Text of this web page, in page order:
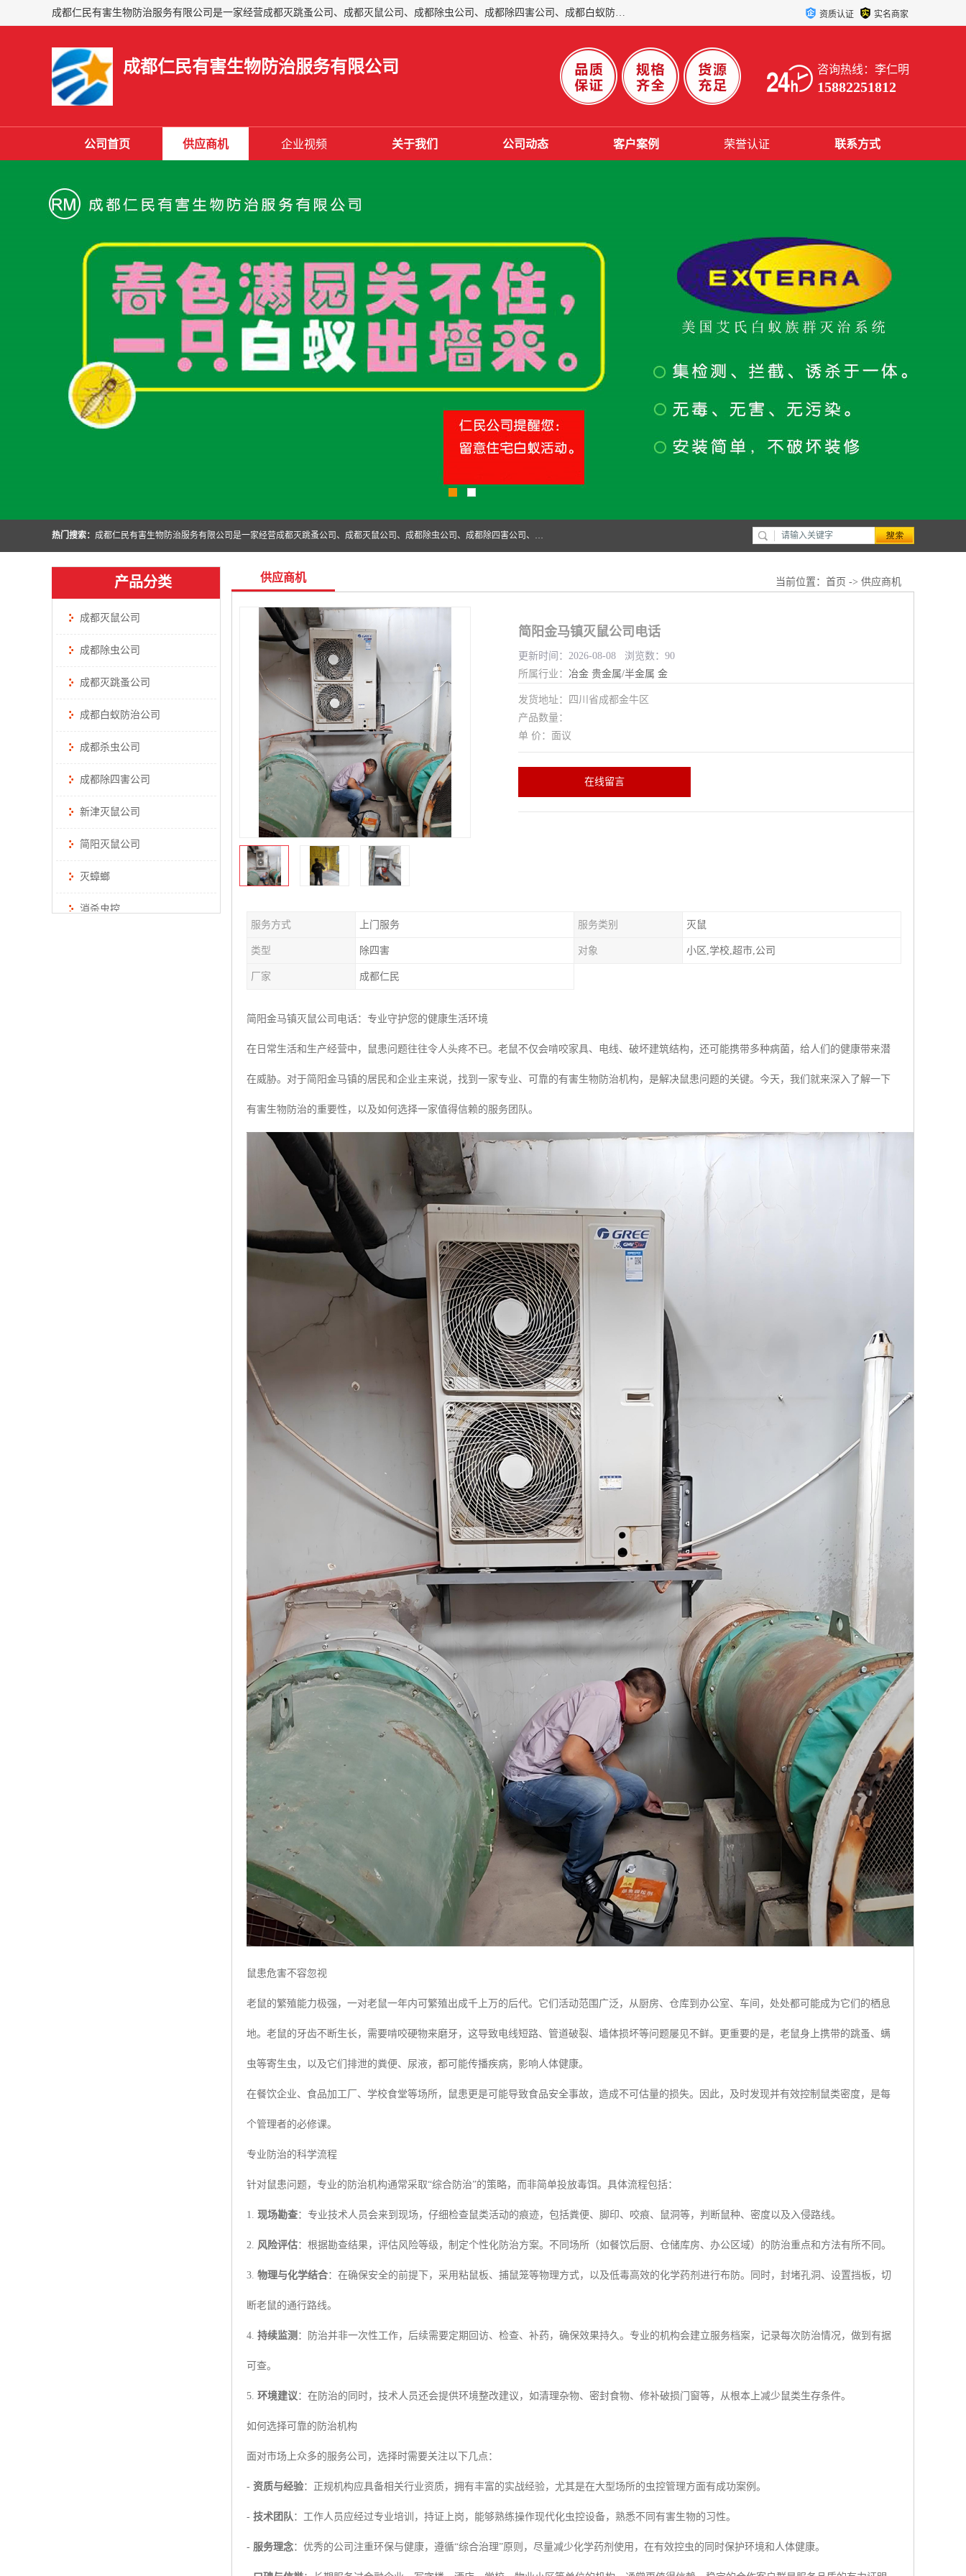
成都仁民有害生物防治服务有限公司是一家经营成都灭跳蚤公司、成都灭鼠公司、成都除虫公司、成都除四害公司、成都白蚁防治公司、成都杀虫公司等。业务覆盖：青白江、郫县、简阳、金堂、乐山、眉山、绵阳、彭州等区域。 由于我们的专业技术和服务态度得到了肯定、 目前公司已经与省内外的多个金 融企业、高端写字楼、星级酒 店、宾馆餐饮企业、学校、制造生产企业、物业小区建立了长期友好的合作关系。 资质认证 实名商家
成都仁民有害生物防治服务有限公司 咨询热线：李仁明
15882251812
公司首页 供应商机 企业视频 关于我们 公司动态 客户案例 荣誉认证 联系方式
热门搜索： 成都仁民有害生物防治服务有限公司是一家经营成都灭跳蚤公司、成都灭鼠公司、成都除虫公司、成都除四害公司、成都白蚁防治公司、成都杀虫公司等。业务覆盖：青白江、郫县、简阳、金堂、乐山、眉山、绵阳、彭州等区域。 由于我们的专业技术和服务态度得到了肯定、 目前公司已经与省内外的多个金 融企业、高端写字楼、星级酒 店、宾馆餐饮企业、学校、制造生产企业、物业小区建立了长期友好的合作关系。
产品分类
成都灭鼠公司
成都除虫公司
成都灭跳蚤公司
成都白蚁防治公司
成都杀虫公司
成都除四害公司
新津灭鼠公司
简阳灭鼠公司
灭蟑螂
消杀虫控
供应商机 当前位置： 首页 -> 供应商机
简阳金马镇灭鼠公司电话
更新时间：2026-08-08 浏览数：90
所属行业： 冶金 贵金属/半金属 金
发货地址：四川省成都金牛区
产品数量：
单 价：面议
在线留言
服务方式 上门服务 服务类别 灭鼠
类型 除四害 对象 小区,学校,超市,公司
厂家 成都仁民
简阳金马镇灭鼠公司电话：专业守护您的健康生活环境
在日常生活和生产经营中，鼠患问题往往令人头疼不已。老鼠不仅会啃咬家具、电线、破坏建筑结构，还可能携带多种病菌，给人们的健康带来潜
在威胁。对于简阳金马镇的居民和企业主来说，找到一家专业、可靠的有害生物防治机构，是解决鼠患问题的关键。今天，我们就来深入了解一下
有害生物防治的重要性，以及如何选择一家值得信赖的服务团队。
鼠患危害不容忽视
老鼠的繁殖能力极强，一对老鼠一年内可繁殖出成千上万的后代。它们活动范围广泛，从厨房、仓库到办公室、车间，处处都可能成为它们的栖息
地。老鼠的牙齿不断生长，需要啃咬硬物来磨牙，这导致电线短路、管道破裂、墙体损坏等问题屡见不鲜。更重要的是，老鼠身上携带的跳蚤、螨
虫等寄生虫，以及它们排泄的粪便、尿液，都可能传播疾病，影响人体健康。
在餐饮企业、食品加工厂、学校食堂等场所，鼠患更是可能导致食品安全事故，造成不可估量的损失。因此，及时发现并有效控制鼠类密度，是每
个管理者的必修课。
专业防治的科学流程
针对鼠患问题，专业的防治机构通常采取“综合防治”的策略，而非简单投放毒饵。具体流程包括：
1. 现场勘查：专业技术人员会来到现场，仔细检查鼠类活动的痕迹，包括粪便、脚印、咬痕、鼠洞等，判断鼠种、密度以及入侵路线。
2. 风险评估：根据勘查结果，评估风险等级，制定个性化防治方案。不同场所（如餐饮后厨、仓储库房、办公区域）的防治重点和方法有所不同。
3. 物理与化学结合：在确保安全的前提下，采用粘鼠板、捕鼠笼等物理方式，以及低毒高效的化学药剂进行布防。同时，封堵孔洞、设置挡板，切
断老鼠的通行路线。
4. 持续监测 ：防治并非一次性工作，后续需要定期回访、检查、补药，确保效果持久。专业的机构会建立服务档案，记录每次防治情况，做到有据
可查。
5. 环境建议 ：在防治的同时，技术人员还会提供环境整改建议，如清理杂物、密封食物、修补破损门窗等，从根本上减少鼠类生存条件。
如何选择可靠的防治机构
面对市场上众多的服务公司，选择时需要关注以下几点：
- 资质与经验：正规机构应具备相关行业资质，拥有丰富的实战经验，尤其是在大型场所的虫控管理方面有成功案例。
- 技术团队：工作人员应经过专业培训，持证上岗，能够熟练操作现代化虫控设备，熟悉不同有害生物的习性。
- 服务理念：优秀的公司注重环保与健康，遵循“综合治理”原则，尽量减少化学药剂使用，在有效控虫的同时保护环境和人体健康。